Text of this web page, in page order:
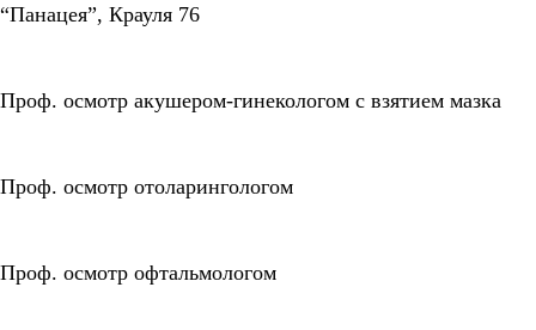
“Панацея”, Крауля 76
Проф. осмотр акушером-гинекологом с взятием мазка
Проф. осмотр отоларингологом
Проф. осмотр офтальмологом